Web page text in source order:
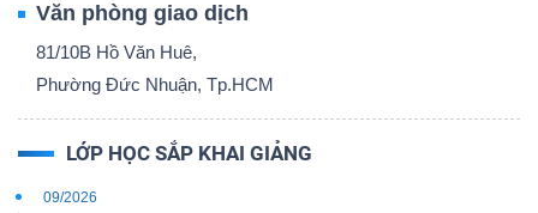
Văn phòng giao dịch
81/10B Hồ Văn Huê,
Phường Đức Nhuận, Tp.HCM
LỚP HỌC SẮP KHAI GIẢNG
09/2026